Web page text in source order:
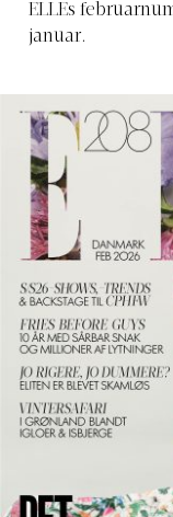
ELLEs
januar.